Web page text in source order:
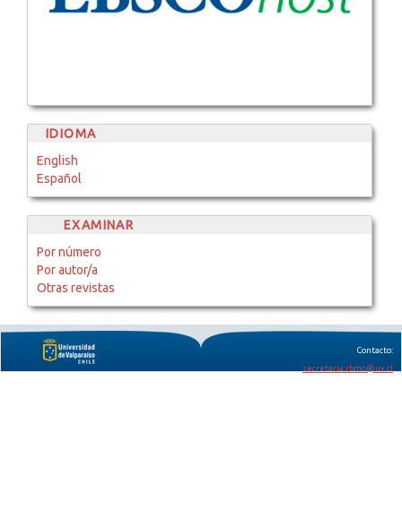
IDIOMA
English
Español
EXAMINAR
Por número
Por autor/a
Otras revistas
Contacto:
secretaria.rbmo@uv.cl